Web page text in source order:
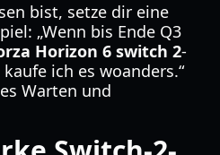
bist, setze dir eine
„Wenn bis Ende Q3
Horizon 6 switch 2-
ich es woanders.“
Warten und